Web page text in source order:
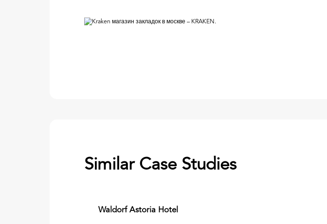
Similar Case Studies
Waldorf Astoria Hotel